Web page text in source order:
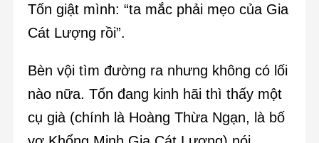
Tốn giật mình: “ta mắc phải mẹo của Gia
Cát Lượng rồi”.
Bèn vội tìm đường ra nhưng không có lối
nào nữa. Tốn đang kinh hãi thì thấy một
cụ già (chính là Hoàng Thừa Ngạn, là bố